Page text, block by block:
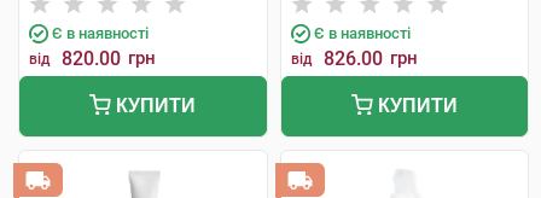
Є в наявності
від 820.00 грн
КУПИТИ
Є в наявності
від 826.00 грн
КУПИТИ